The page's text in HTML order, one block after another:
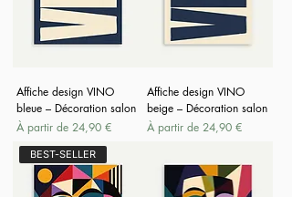
Affiche design VINO
bleue – Décoration salon
À partir de 24,90 €
Prix promotionnel
Affiche design VINO
beige – Décoration salon
À partir de 24,90 €
Prix promotionnel
BEST-SELLER